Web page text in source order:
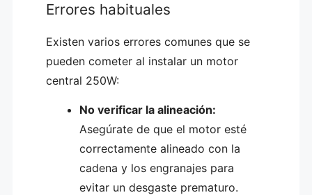
Errores habituales
Existen varios errores comunes que se
pueden cometer al instalar un motor
central 250W:
No verificar la alineación:
Asegúrate de que el motor esté
correctamente alineado con la
cadena y los engranajes para
evitar un desgaste prematuro.